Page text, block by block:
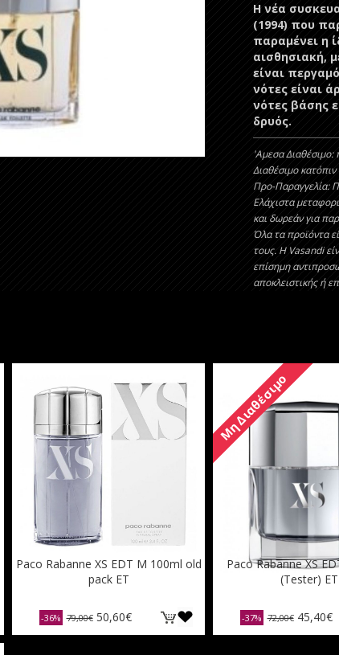
Η νέα
(1994) που
παραμένει η
αισθησιακή,
είναι
νότες είναι
νότες βάσης
δρυός.
'Aμεσα
Διαθέσιμο
Προ-Παραγγελία:
Ελάχιστα
και δωρεάν για
Όλα τα προϊόντα
τους. Η Vasandi
επίσημη
αποκλειστικής ή
Paco Rabanne XS EDT M 100ml old
pack ET
-36% 79,00€ 50,60€
Μη Διαθέσιμο
Paco Rabanne XS
(Tester) ET
-37% 72,00€ 45,40€